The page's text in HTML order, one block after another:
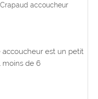
accoucheur
est un petit
moins de 6